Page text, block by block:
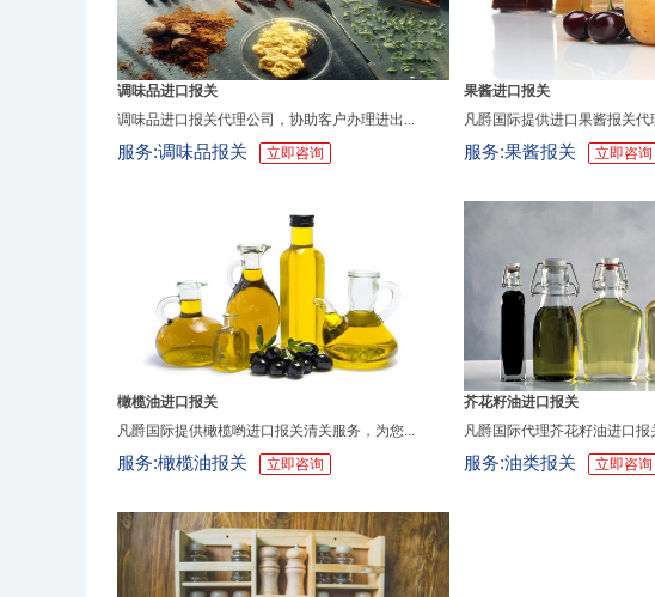
调味品进口报关
调味品进口报关代理公司，协助客户办理进出...
服务:调味品报关 立即咨询
果酱进口报关
凡爵国际提供进口果酱报关
服务:果酱报关 立即咨询
橄榄油进口报关
凡爵国际提供橄榄哟进口报关清关服务，为您...
服务:橄榄油报关 立即咨询
芥花籽油进口报关
凡爵国际代理芥花籽油进口
服务:油类报关 立即咨询